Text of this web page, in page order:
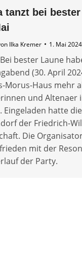
tanzt bei
Ilka Kremer 1. Mai
bester Laune
(30. April
Morus-Haus mehr
und Altenaer
Eingeladen hatte
der Friedrich-
Die
mit der
der Party.